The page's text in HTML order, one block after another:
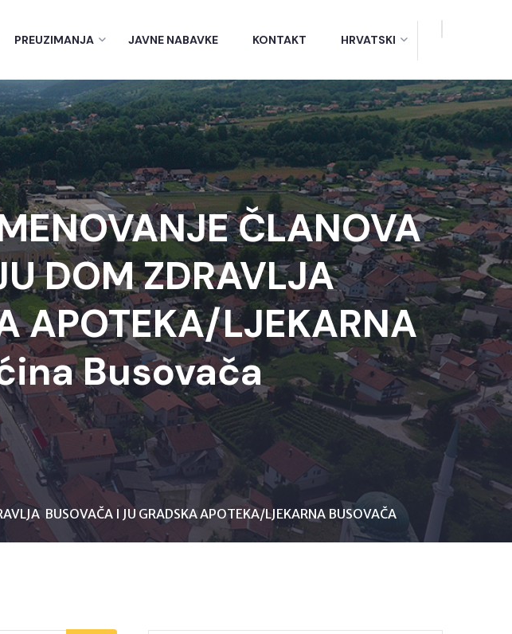
PREUZIMANJA JAVNE NABAVKE KONTAKT HRVATSKI
ČLANOVA
DOM ZDRAVLJA
APOTEKA/LJEKARNA
Busovača
BUSOVAČA I JU GRADSKA APOTEKA/LJEKARNA BUSOVAČA